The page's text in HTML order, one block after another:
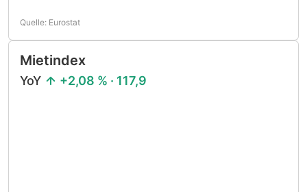
Quelle: Eurostat
Mietindex
YoY +2,08 % · 117,9